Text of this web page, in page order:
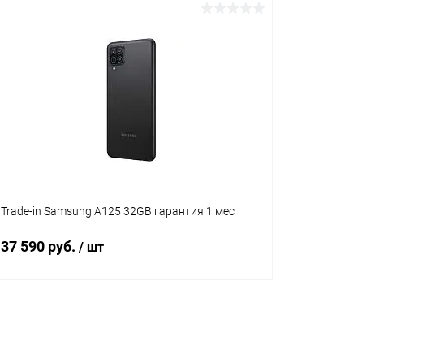
Trade-in Samsung A125 32GB гарантия 1 мес
37 590 руб. / шт